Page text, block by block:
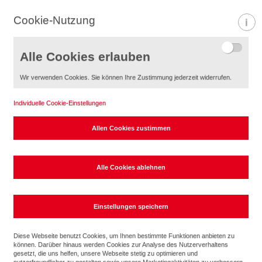
Intelligente Hausautomation macht Ihr
Heim zu einem Smart Home
Cookie-Nutzung
Alle Cookies erlauben
Wir verwenden Cookies. Sie können Ihre Zustimmung jederzeit widerrufen.
Individuelle Cookie-Einstellungen
Diese Webseite benutzt Cookies, um Ihnen bestimmte Funktionen anbieten zu
können. Darüber hinaus werden Cookies zur Analyse des Nutzerverhaltens
gesetzt, die uns helfen, unsere Webseite stetig zu optimieren und